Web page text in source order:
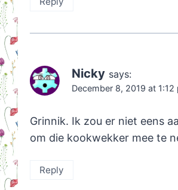
Nicky says:
December 8, 2019 at 1:12
Grinnik. Ik zou er niet eens
om die kookwekker mee te
Reply